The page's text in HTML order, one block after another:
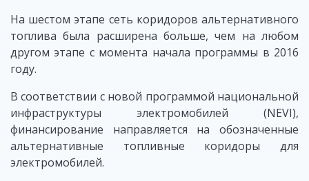
На шестом этапе сеть коридоров альтернативного
топлива была расширена больше, чем на любом
другом этапе с момента начала программы в 2016
году.
В соответствии с новой программой национальной
инфраструктуры электромобилей (NEVI),
финансирование направляется на обозначенные
альтернативные топливные коридоры для
электромобилей.